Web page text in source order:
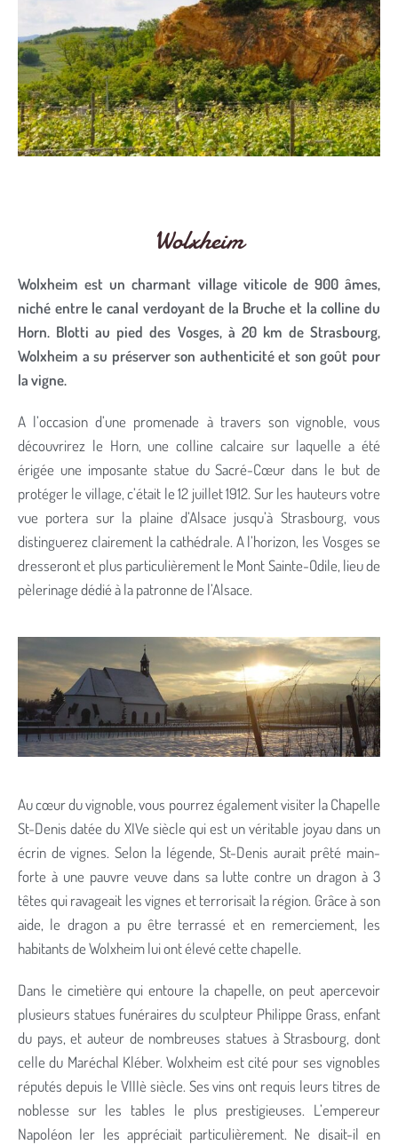
Wolxheim
Wolxheim est un charmant village viticole de 900 âmes,
niché entre le canal verdoyant de la Bruche et la colline du
Horn. Blotti au pied des Vosges, à 20 km de Strasbourg,
Wolxheim a su préserver son authenticité et son goût pour
la vigne.
A l’occasion d’une promenade à travers son vignoble, vous
découvrirez le Horn, une colline calcaire sur laquelle a été
érigée une imposante statue du Sacré-Cœur dans le but de
protéger le village, c’était le 12 juillet 1912. Sur les hauteurs votre
vue portera sur la plaine d’Alsace jusqu’à Strasbourg, vous
distinguerez clairement la cathédrale. A l’horizon, les Vosges se
dresseront et plus particulièrement le Mont Sainte-Odile, lieu de
pèlerinage dédié à la patronne de l’Alsace.
Au cœur du vignoble, vous pourrez également visiter la Chapelle
St-Denis datée du XIVe siècle qui est un véritable joyau dans un
écrin de vignes. Selon la légende, St-Denis aurait prêté main-
forte à une pauvre veuve dans sa lutte contre un dragon à 3
têtes qui ravageait les vignes et terrorisait la région. Grâce à son
aide, le dragon a pu être terrassé et en remerciement, les
habitants de Wolxheim lui ont élevé cette chapelle.
Dans le cimetière qui entoure la chapelle, on peut apercevoir
plusieurs statues funéraires du sculpteur Philippe Grass, enfant
du pays, et auteur de nombreuses statues à Strasbourg, dont
celle du Maréchal Kléber. Wolxheim est cité pour ses vignobles
réputés depuis le VIIIè siècle. Ses vins ont requis leurs titres de
noblesse sur les tables le plus prestigieuses. L’empereur
Napoléon Ier les appréciait particulièrement. Ne disait-il en